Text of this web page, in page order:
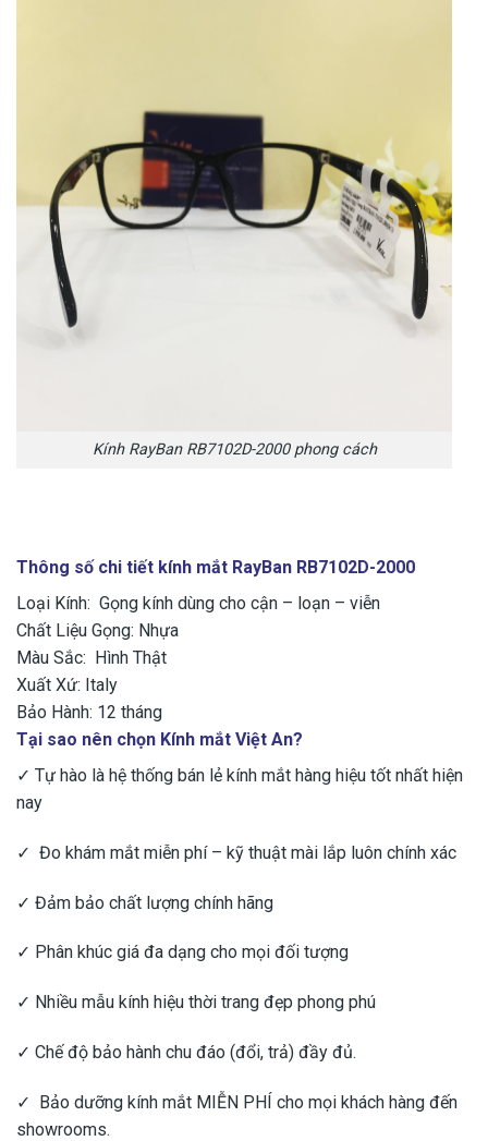
Kính RayBan RB7102D-2000 phong cách
Thông số chi tiết kính mắt RayBan RB7102D-2000
Loại Kính: Gọng kính dùng cho cận – loạn – viễn
Chất Liệu Gọng: Nhựa
Màu Sắc: Hình Thật
Xuất Xứ: Italy
Bảo Hành: 12 tháng
Tại sao nên chọn Kính mắt Việt An?
✓ Tự hào là hệ thống bán lẻ kính mắt hàng hiệu tốt nhất hiện
nay
✓ Đo khám mắt miễn phí – kỹ thuật mài lắp luôn chính xác
✓ Đảm bảo chất lượng chính hãng
✓ Phân khúc giá đa dạng cho mọi đối tượng
✓ Nhiều mẫu kính hiệu thời trang đẹp phong phú
✓ Chế độ bảo hành chu đáo (đổi, trả) đầy đủ.
✓ Bảo dưỡng kính mắt MIỄN PHÍ cho mọi khách hàng đến
showrooms.